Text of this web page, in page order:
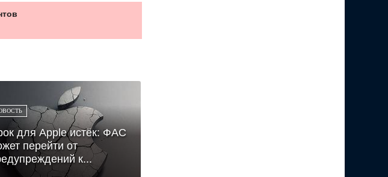
для Apple истёк: ФАС
перейти от
к...